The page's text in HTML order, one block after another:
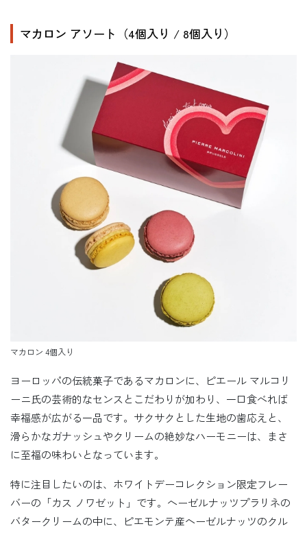
マカロン アソート（4個入り / 8個入り）
マカロン 4個入り
ヨーロッパの伝統菓子であるマカロンに、ピエール マルコリ
ーニ氏の芸術的なセンスとこだわりが加わり、一口食べれば
幸福感が広がる一品です。サクサクとした生地の歯応えと、
滑らかなガナッシュやクリームの絶妙なハーモニーは、まさ
に至福の味わいとなっています。
特に注目したいのは、ホワイトデーコレクション限定フレー
バーの「カス ノワゼット」です。ヘーゼルナッツプラリネの
バタークリームの中に、ピエモンテ産ヘーゼルナッツのクル